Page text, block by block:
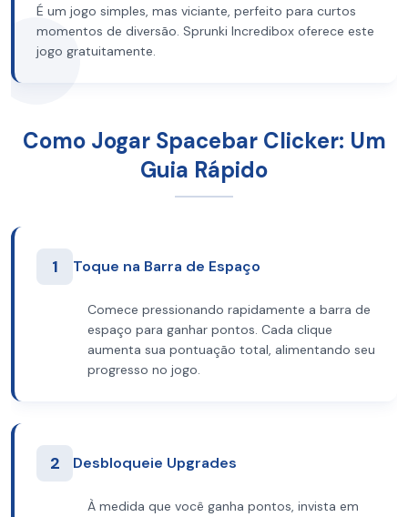
É um jogo simples, mas viciante, perfeito para curtos
momentos de diversão. Sprunki Incredibox oferece este
jogo gratuitamente.
Como Jogar Spacebar Clicker: Um
Guia Rápido
1 Toque na Barra de Espaço
Comece pressionando rapidamente a barra de
espaço para ganhar pontos. Cada clique
aumenta sua pontuação total, alimentando seu
progresso no jogo.
2 Desbloqueie Upgrades
À medida que você ganha pontos, invista em